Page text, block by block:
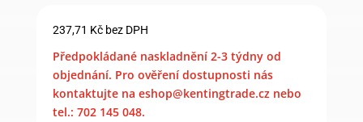
237,71 Kč bez DPH
Předpokládané naskladnění 2-3 týdny od
objednání. Pro ověření dostupnosti nás
kontaktujte na eshop@kentingtrade.cz nebo
tel.: 702 145 048.